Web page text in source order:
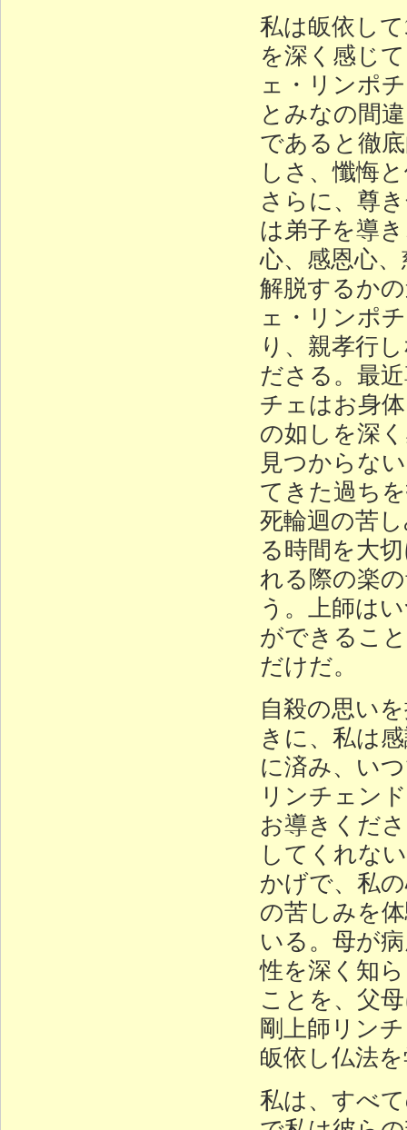
私は皈依し
を深く感じ
ェ・リンポ
とみなの間
であると徹
しさ、懺悔
さらに、尊
は弟子を導
心、感恩心
解脱するか
ェ・リンポ
り、親孝行
ださる。最
チェはお身
の如しを深
見つからな
てきた過ち
死輪迴の苦
る時間を大
れる際の楽
う。上師は
ができるこ
だけだ。
自殺の思い
きに、私は
に済み、い
リンチェン
お導きくだ
してくれな
かげで、私
の苦しみを
いる。母が
性を深く知
ことを、父
剛上師リン
皈依し仏法
私は、すべ